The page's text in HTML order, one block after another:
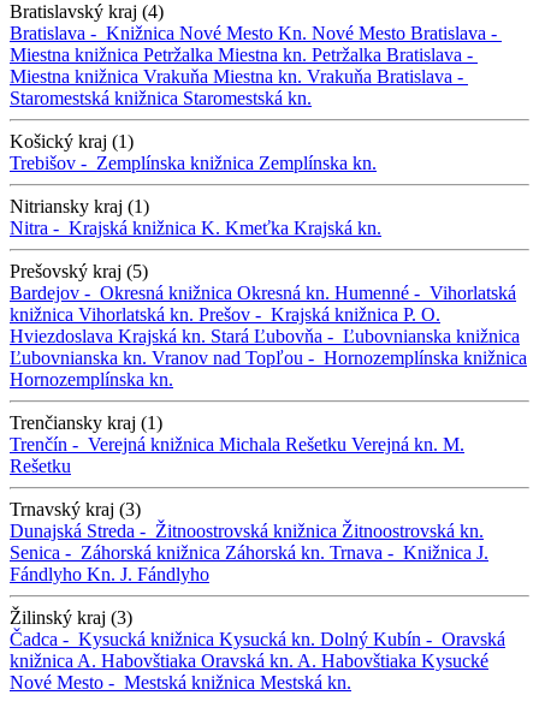
Bratislavský kraj (4)
Bratislava - Knižnica Nové Mesto Kn. Nové Mesto Bratislava -
Miestna knižnica Petržalka Miestna kn. Petržalka Bratislava -
Miestna knižnica Vrakuňa Miestna kn. Vrakuňa Bratislava -
Staromestská knižnica Staromestská kn.
Košický kraj (1)
Trebišov - Zemplínska knižnica Zemplínska kn.
Nitriansky kraj (1)
Nitra - Krajská knižnica K. Kmeťka Krajská kn.
Prešovský kraj (5)
Bardejov - Okresná knižnica Okresná kn. Humenné - Vihorlatská
knižnica Vihorlatská kn. Prešov - Krajská knižnica P. O.
Hviezdoslava Krajská kn. Stará Ľubovňa - Ľubovnianska knižnica
Ľubovnianska kn. Vranov nad Topľou - Hornozemplínska knižnica
Hornozemplínska kn.
Trenčiansky kraj (1)
Trenčín - Verejná knižnica Michala Rešetku Verejná kn. M.
Rešetku
Trnavský kraj (3)
Dunajská Streda - Žitnoostrovská knižnica Žitnoostrovská kn.
Senica - Záhorská knižnica Záhorská kn. Trnava - Knižnica J.
Fándlyho Kn. J. Fándlyho
Žilinský kraj (3)
Čadca - Kysucká knižnica Kysucká kn. Dolný Kubín - Oravská
knižnica A. Habovštiaka Oravská kn. A. Habovštiaka Kysucké
Nové Mesto - Mestská knižnica Mestská kn.